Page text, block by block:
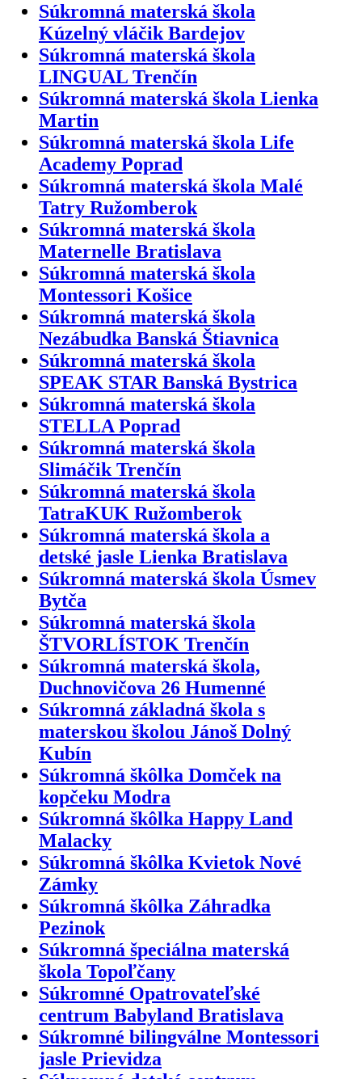
Súkromná materská škola
Kúzelný vláčik Bardejov
Súkromná materská škola
LINGUAL Trenčín
Súkromná materská škola Lienka
Martin
Súkromná materská škola Life
Academy Poprad
Súkromná materská škola Malé
Tatry Ružomberok
Súkromná materská škola
Maternelle Bratislava
Súkromná materská škola
Montessori Košice
Súkromná materská škola
Nezábudka Banská Štiavnica
Súkromná materská škola
SPEAK STAR Banská Bystrica
Súkromná materská škola
STELLA Poprad
Súkromná materská škola
Slimáčik Trenčín
Súkromná materská škola
TatraKUK Ružomberok
Súkromná materská škola a
detské jasle Lienka Bratislava
Súkromná materská škola Úsmev
Bytča
Súkromná materská škola
ŠTVORLÍSTOK Trenčín
Súkromná materská škola,
Duchnovičova 26 Humenné
Súkromná základná škola s
materskou školou Jánoš Dolný
Kubín
Súkromná škôlka Domček na
kopčeku Modra
Súkromná škôlka Happy Land
Malacky
Súkromná škôlka Kvietok Nové
Zámky
Súkromná škôlka Záhradka
Pezinok
Súkromná špeciálna materská
škola Topoľčany
Súkromné Opatrovateľské
centrum Babyland Bratislava
Súkromné bilingválne Montessori
jasle Prievidza